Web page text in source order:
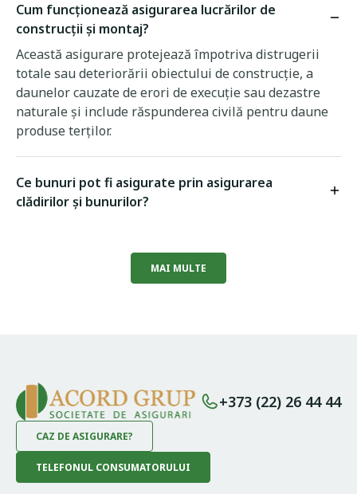
Cum funcționează asigurarea lucrărilor de
construcții și montaj?
Această asigurare protejează împotriva distrugerii
totale sau deteriorării obiectului de construcție, a
daunelor cauzate de erori de execuție sau dezastre
naturale și include răspunderea civilă pentru daune
produse terților.
Ce bunuri pot fi asigurate prin asigurarea
clădirilor și bunurilor?
MAI MULTE
+373 (22) 26 44 44
CAZ DE ASIGURARE?
TELEFONUL CONSUMATORULUI